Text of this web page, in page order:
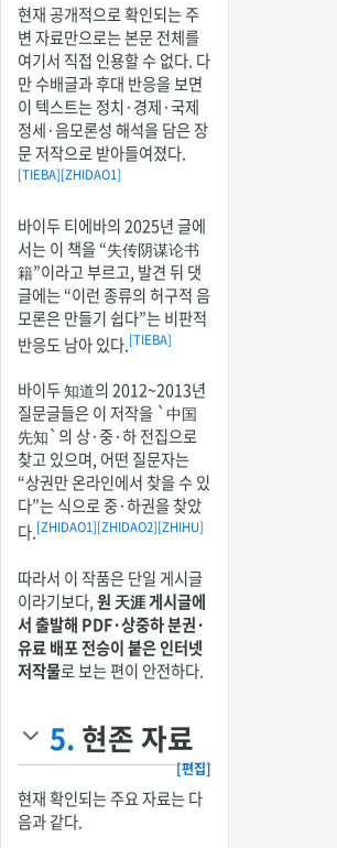
현재 공개적으로 확인되는 주
변 자료만으로는 본문 전체를
여기서 직접 인용할 수 없다. 다
만 수배글과 후대 반응을 보면
이 텍스트는 정치·경제·국제
정세·음모론성 해석을 담은 장
문 저작으로 받아들여졌다.
[TIEBA][ZHIDAO1]
바이두 티에바의 2025년 글에
서는 이 책을 “失传阴谋论书
籍”이라고 부르고, 발견 뒤 댓
글에는 “이런 종류의 허구적 음
모론은 만들기 쉽다”는 비판적
반응도 남아 있다.[TIEBA]
바이두 知道의 2012~2013년
질문글들은 이 저작을 `中国
先知`의 상·중·하 전집으로
찾고 있으며, 어떤 질문자는
“상권만 온라인에서 찾을 수 있
다”는 식으로 중·하권을 찾았
다.[ZHIDAO1][ZHIDAO2][ZHIHU]
따라서 이 작품은 단일 게시글
이라기보다,원 天涯 게시글에
서 출발해 PDF·상중하 분권·
유료 배포 전승이 붙은 인터넷
저작물로 보는 편이 안전하다.
5. 현존 자료
[편집]
현재 확인되는 주요 자료는 다
음과 같다.